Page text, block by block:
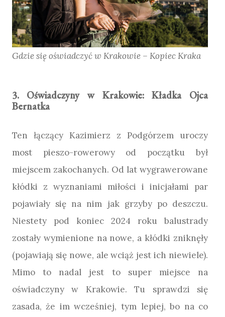
Gdzie się oświadczyć w Krakowie – Kopiec Kraka
3. Oświadczyny w Krakowie: Kładka Ojca
Bernatka
Ten łączący Kazimierz z Podgórzem uroczy
most pieszo-rowerowy od początku był
miejscem zakochanych. Od lat wygrawerowane
kłódki z wyznaniami miłości i inicjałami par
pojawiały się na nim jak grzyby po deszczu.
Niestety pod koniec 2024 roku balustrady
zostały wymienione na nowe, a kłódki zniknęły
(pojawiają się nowe, ale wciąż jest ich niewiele).
Mimo to nadal jest to super miejsce na
oświadczyny w Krakowie. Tu sprawdzi się
zasada, że im wcześniej, tym lepiej, bo na co